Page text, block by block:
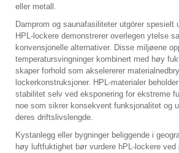
eller metall.
Damprom og saunafasiliteter utgörer spesielt
HPL-lockere demonstrerer overlegen ytelse
konvensjonelle alternativer. Disse miljøene
temperatursvingninger kombinert med høy
skaper forhold som akselererer
lockerkonstruksjoner. HPL-materialer
stabilitet selv ved eksponering for ekstreme
noe som sikrer konsekvent funksjonalitet og
deres driftslivslengde.
Kystanlegg eller bygninger beliggende i
høy luftfuktighet bør vurdere hPL-lockere ved